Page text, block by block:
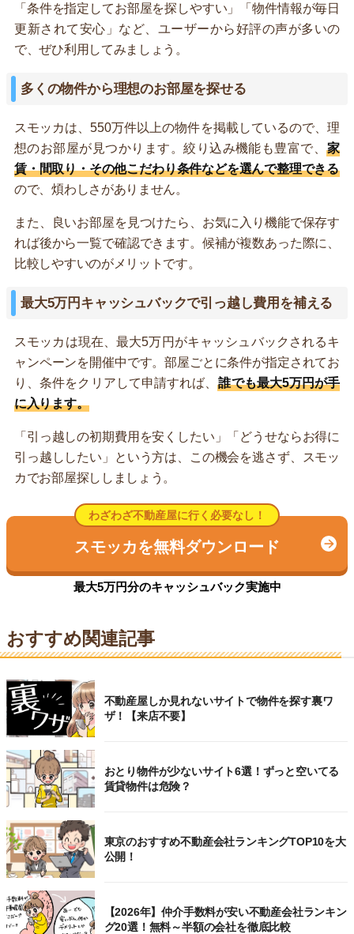
「条件を指定してお部屋を探しやすい」「物件情報が毎日
更新されて安心」など、ユーザーから好評の声が多いの
で、ぜひ利用してみましょう。
多くの物件から理想のお部屋を探せる
スモッカは、550万件以上の物件を掲載しているので、理
想のお部屋が見つかります。絞り込み機能も豊富で、家
賃・間取り・その他こだわり条件などを選んで整理できる
ので、煩わしさがありません。
また、良いお部屋を見つけたら、お気に入り機能で保存す
れば後から一覧で確認できます。候補が複数あった際に、
比較しやすいのがメリットです。
最大5万円キャッシュバックで引っ越し費用を補える
スモッカは現在、最大5万円がキャッシュバックされるキ
ャンペーンを開催中です。部屋ごとに条件が指定されてお
り、条件をクリアして申請すれば、誰でも最大5万円が手
に入ります。
「引っ越しの初期費用を安くしたい」「どうせならお得に
引っ越ししたい」という方は、この機会を逃さず、スモッ
カでお部屋探ししましょう。
わざわざ不動産屋に行く必要なし！
スモッカを無料ダウンロード
最大5万円分のキャッシュバック実施中
おすすめ関連記事
不動産屋しか見れないサイトで物件を探す裏ワ
ザ！【来店不要】
おとり物件が少ないサイト6選！ずっと空いてる
賃貸物件は危険？
東京のおすすめ不動産会社ランキングTOP10を大
公開！
【2026年】仲介手数料が安い不動産会社ランキン
グ20選！無料～半額の会社を徹底比較